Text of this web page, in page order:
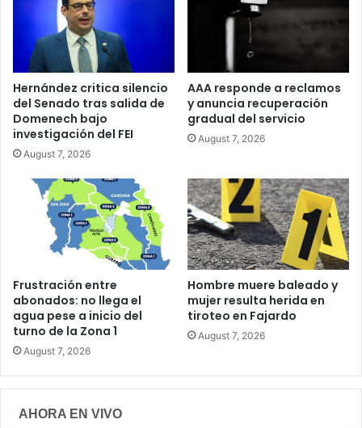
Hernández critica silencio
del Senado tras salida de
Domenech bajo
investigación del FEI
August 7, 2026
AAA responde a reclamos
y anuncia recuperación
gradual del servicio
August 7, 2026
Frustración entre
abonados: no llega el
agua pese a inicio del
turno de la Zona 1
August 7, 2026
Hombre muere baleado y
mujer resulta herida en
tiroteo en Fajardo
August 7, 2026
AHORA EN VIVO